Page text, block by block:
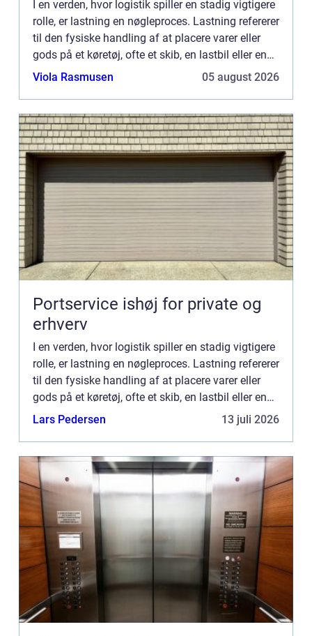
I en verden, hvor logistik spiller en stadig vigtigere
rolle, er lastning en nøgleproces. Lastning refererer
til den fysiske handling af at placere varer eller
gods på et køretøj, ofte et skib, en lastbil eller en
container...
Viola Rasmusen 05 august 2026
Portservice ishøj for private og
erhverv
I en verden, hvor logistik spiller en stadig vigtigere
rolle, er lastning en nøgleproces. Lastning refererer
til den fysiske handling af at placere varer eller
gods på et køretøj, ofte et skib, en lastbil eller en
container...
Lars Pedersen 13 juli 2026